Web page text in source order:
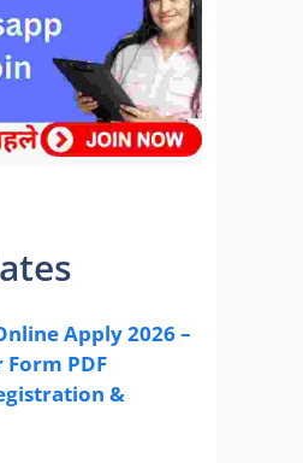
Apply 2026 –
PDF
&